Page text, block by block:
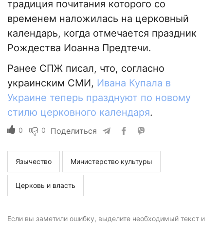
традиция почитания которого со
временем наложилась на церковный
календарь, когда отмечается праздник
Рождества Иоанна Предтечи.
Ранее СПЖ писал, что, согласно
украинским СМИ, Ивана Купала в
Украине теперь празднуют по новому
стилю церковного календаря.
0 0 Поделиться
Язычество Министерство культуры
Церковь и власть
Если вы заметили ошибку, выделите необходимый текст и